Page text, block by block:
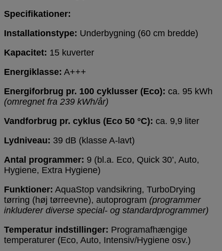
Specifikationer:
Installationstype: Underbygning (60 cm bredde)
Kapacitet: 15 kuverter
Energiklasse: A+++
Energiforbrug pr. 100 cyklusser (Eco): ca. 95 kWh
(omregnet fra 239 kWh/år)
Vandforbrug pr. cyklus (Eco 50 °C): ca. 9,9 liter
Lydniveau: 39 dB (klasse A-lavt)
Antal programmer: 9 (bl.a. Eco, Quick 30’, Auto,
Hygiene, Extra Hygiene)
Funktioner: AquaStop vandsikring, TurboDrying
tørring (høj tørreevne), autoprogram (programmer
inkluderer diverse special- og standardprogrammer)
Temperatur indstillinger: Programafhængige
temperaturer (Eco, Auto, Intensiv/Hygiene osv.)